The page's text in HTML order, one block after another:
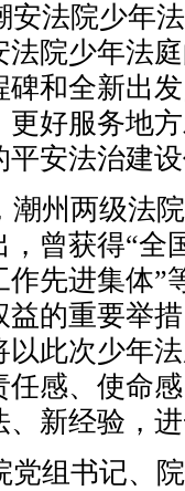
安法院少年
法院少年法
碑和全新出
更好服务地
平安法治建
潮州两级法
，曾获得“全
作先进集体”
益的重要举
以此次少年
任感、使命
、新经验，
党组书记、